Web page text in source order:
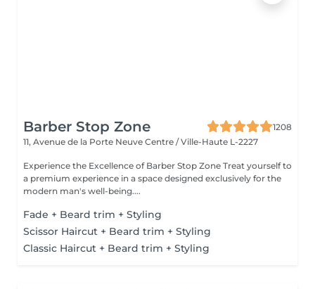
Barber Stop Zone
1208
11, Avenue de la Porte Neuve Centre / Ville-Haute L-2227
Experience the Excellence of Barber Stop Zone Treat yourself to
a premium experience in a space designed exclusively for the
modern man's well-being....
Fade + Beard trim + Styling
Scissor Haircut + Beard trim + Styling
Classic Haircut + Beard trim + Styling